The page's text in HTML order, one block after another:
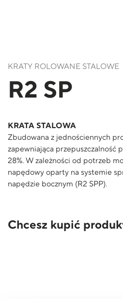
KRATY ROLOWANE STALOWE
R2 SP
KRATA STALOWA
Zbudowana z jednościennych
zapewniająca przepuszczalność
28%. W zależności od potrzeb
napędowy oparty na systemie
napędzie bocznym (R2 SPP).
Chcesz kupić